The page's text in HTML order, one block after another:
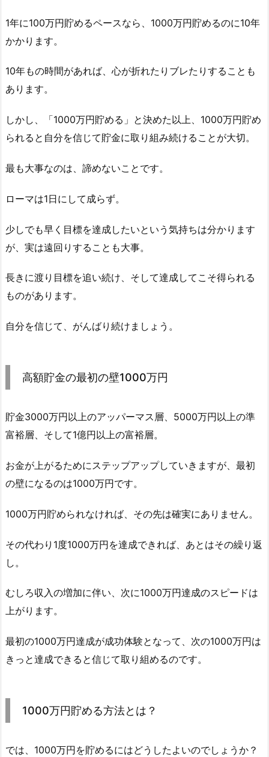
1年に100万円貯めるペースなら、1000万円貯めるのに10年
かかります。
10年もの時間があれば、心が折れたりブレたりすることも
あります。
しかし、「1000万円貯める」と決めた以上、1000万円貯め
られると自分を信じて貯金に取り組み続けることが大切。
最も大事なのは、諦めないことです。
ローマは1日にして成らず。
少しでも早く目標を達成したいという気持ちは分かります
が、実は遠回りすることも大事。
長きに渡り目標を追い続け、そして達成してこそ得られる
ものがあります。
自分を信じて、がんばり続けましょう。
高額貯金の最初の壁1000万円
貯金3000万円以上のアッパーマス層、5000万円以上の準
富裕層、そして1億円以上の富裕層。
お金が上がるためにステップアップしていきますが、最初
の壁になるのは1000万円です。
1000万円貯められなければ、その先は確実にありません。
その代わり1度1000万円を達成できれば、あとはその繰り返
し。
むしろ収入の増加に伴い、次に1000万円達成のスピードは
上がります。
最初の1000万円達成が成功体験となって、次の1000万円は
きっと達成できると信じて取り組めるのです。
1000万円貯める方法とは？
では、1000万円を貯めるにはどうしたよいのでしょうか？